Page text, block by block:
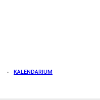
KALENDARIUM